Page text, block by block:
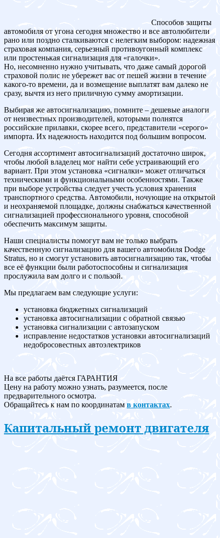
Способов защиты
автомобиля от угона сегодня множество и все автолюбители
рано или поздно сталкиваются с нелегким выбором: надежная
страховая компания, серьезный противоугонный комплекс
или простенькая сигнализация для «галочки».
Но, несомненно нужно учитывать, что даже самый дорогой
страховой полис не убережет вас от пешей жизни в течение
какого-то времени, да и возмещение выплатят вам далеко не
сразу, вычтя из него приличную сумму амортизации.
Выбирая же автосигнализацию, помните – дешевые аналоги
от неизвестных производителей, которыми полнятся
российские прилавки, скорее всего, представители «серого»
импорта. Их надежность находится под большим вопросом.
Сегодня ассортимент автосигнализаций достаточно широк,
чтобы любой владелец мог найти себе устраивающий его
вариант. При этом установка «сигналки» может отличаться
техническими и функциональными особенностями. Также
при выборе устройства следует учесть условия хранения
транспортного средства. Автомобили, ночующие на открытой
и неохраняемой площадке, должны снабжаться качественной
сигнализацией профессионального уровня, способной
обеспечить максимум защиты.
Наши специалисты помогут вам не только выбрать
качественную сигнализацию для вашего автомобиля Dodge
Stratus, но и смогут установить автосигнализацию так, чтобы
все её функции были работоспособны и сигнализация
прослужила вам долго и с пользой.
Мы предлагаем вам следующие услуги:
установка бюджетных сигнализаций
установка автосигнализации с обратной связью
установка сигнализации с автозапуском
исправление недостатков установки автосигнализаций
недобросовестных автоэлектриков
На все работы даётся ГАРАНТИЯ
Цену на работу можно узнать, разумеется, после
предварительного осмотра.
Обращайтесь к нам по координатам в контактах.
Капитальный ремонт двигателя